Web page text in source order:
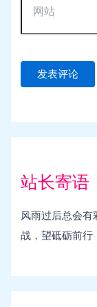
站长寄语
风雨过后总会
战，望砥砺前行